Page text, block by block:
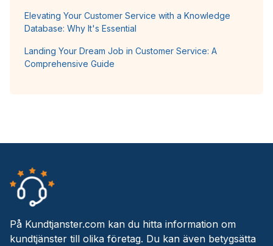
Elevating Your Customer Service with a Knowledge
Database: Why It's Essential
Landing Your Dream Job in Customer Service: A
Comprehensive Guide
På Kundtjanster.com kan du hitta information om
kundtjänster till olika företag. Du kan även betygsätta